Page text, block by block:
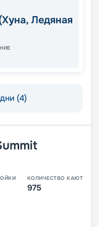
Ледяная
(4)
КОЛИЧЕСТВО КАЮТ
975